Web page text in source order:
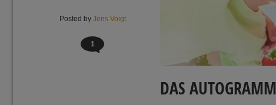
DAS AUTOGRAMM
Posted by Jens Voigt
1